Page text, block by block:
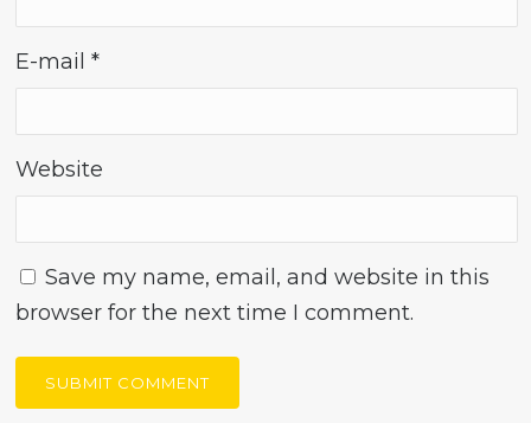
E-mail*
Website
Save my name, email, and website in this
browser for the next time I comment.